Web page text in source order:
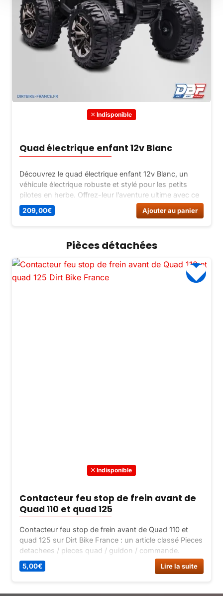
Indisponible
Quad électrique enfant 12v Blanc
Découvrez le quad électrique enfant 12v Blanc, un
véhicule électrique robuste et stylé pour les petits
pilotes en herbe. Offrez-leur l’aventure ultime avec ce
quad équipé de roues hors-normes et d’une batterie
puissante.
209,00€ Ajouter au panier
Pièces détachées
Indisponible
Contacteur feu stop de frein avant de
Quad 110 et quad 125
Contacteur feu stop de frein avant de Quad 110 et
quad 125 sur Dirt Bike France : un article classé Pieces
detachees / pieces quad / guidon / commande.
5,00€ Lire la suite